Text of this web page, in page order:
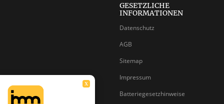
X
GESETZLICHE
INFORMATIONEN
Datenschutz
AGB
Sitemap
Impressum
Batteriegesetzhinweise